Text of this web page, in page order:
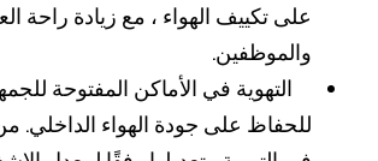
على تكييف الهواء ، مع زيادة راحة العملاء
والموظفين.
التهوية في الأماكن المفتوحة للجمهور
للحفاظ على جودة الهواء الداخلي. من